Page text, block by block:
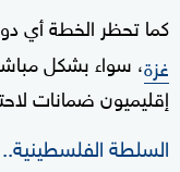
كما تحظر الخطة أي
غزة، سواء بشكل
إقليميون ضمانات
السلطة